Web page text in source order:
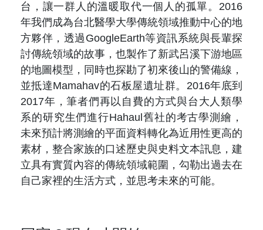
台，讓一群人的溫暖取代一個人的孤單。 2016
年我們成為台北醫學大學傳統領域推動中心的地
方夥伴，透過 GoogleEarth等資訊系統與長輩探
討傳統領域的故事，也製作了新武呂溪下游地區
的地圖模型，同時也探勘了初來後山的警備線，
並抵達Mamahav的石板屋遺址群。 2016年底到
2017年，筆者們再以自費的方式與台大人類學
系的研究生們進行Hahaul 舊社的考古學測繪，
未來預計將測繪的平面資料轉化為近用性更高的
素材，整合家族的口述歷史與史料文本訊息，建
立具有實質內容的傳統領域範圍，勾勒出過去在
自己家裡的生活方式，並思考未來的可能。